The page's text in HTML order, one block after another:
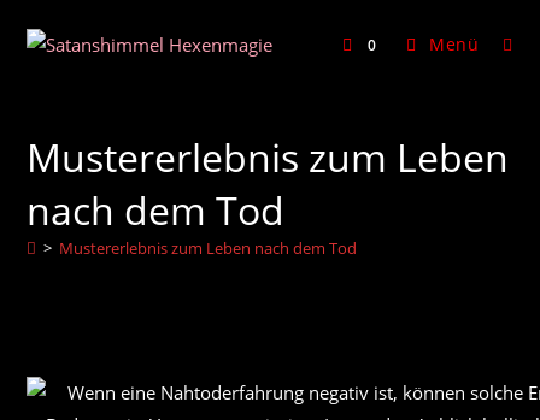
Inhalt
0 Menü
Mustererlebnis zum Leben
nach dem Tod
> Mustererlebnis zum Leben nach dem Tod